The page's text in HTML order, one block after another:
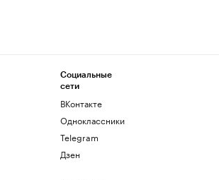
Социальные
сети
ВКонтакте
Одноклассники
Telegram
Дзен